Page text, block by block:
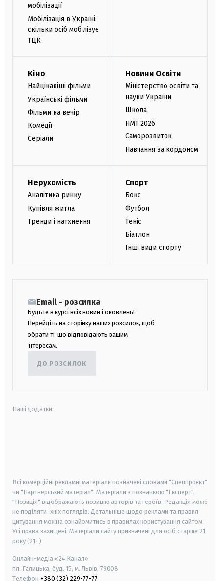
мобілізації
Мобілізація в Україні:
скільки осіб мобілізує
ТЦК
Кіно
Найцікавіші фільми
Українські фільми
Фільми на вечір
Комедії
Серіали
Новини Освіти
Міністерство освіти та
науки України
Школа
НМТ 2026
Саморозвиток
Навчання за кордоном
Нерухомість
Аналітика ринку
Купівля житла
Тренди і натхнення
Спорт
Бокс
Футбол
Теніс
Біатлон
Інші види спорту
Email - розсилка
Будьте в курсі всіх новин і оновлень!
Перейдіть на сторінку наших розсилок, щоб
обрати ті, що відповідають вашим
інтересам.
ДО РОЗСИЛОК
Наші додатки:
Всі комерційні рекламні матеріали позначені словами "Спецпроєкт"
чи "Партнерський матеріал". Матеріали з позначкою "Експерт",
"Позиція" відображають позицію авторів та героїв. Редакція може
не поділяти їхніх поглядів. Детальніше щодо реклами та правил
цитування можна ознайомитись в правилах користування сайтом.
Усі права захищені. Матеріали сайту призначені для осіб старше 21
року (21+)
Онлайн-медіа «24 Канал»
пл. Галицька, буд. 15, м. Львів, 79008
Телефон +380 (32) 229-77-77